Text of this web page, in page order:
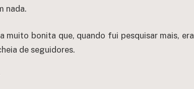
nada.
muito bonita que, quando fui pesquisar mais, era
de seguidores.